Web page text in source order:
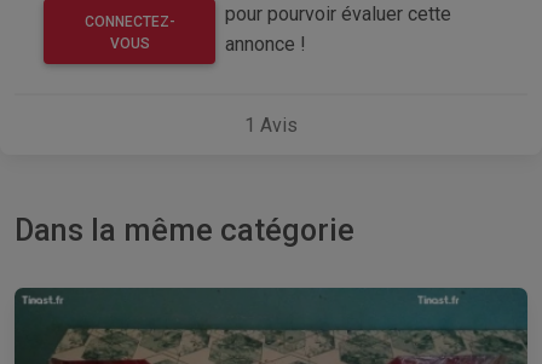
CONNECTEZ-
VOUS
pour pourvoir évaluer cette
annonce !
1 Avis
Dans la même catégorie